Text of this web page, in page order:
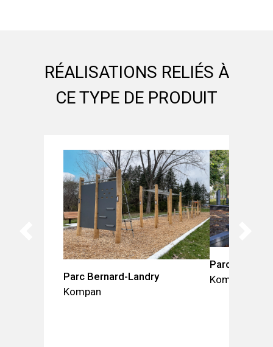
RÉALISATIONS RELIÉS À
CE TYPE DE PRODUIT
Parc Bernard-Landry
Kompan